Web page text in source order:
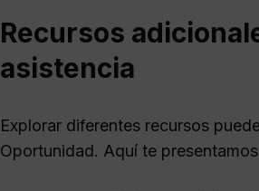
Recursos
asistencia
Explorar diferentes recursos
Oportunidad. Aquí te